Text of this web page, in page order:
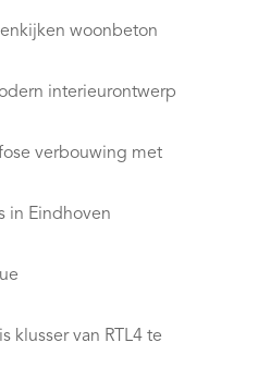
woonbeton
interieurontwerp
verbouwing met
in Eindhoven
klusser van RTL4 te